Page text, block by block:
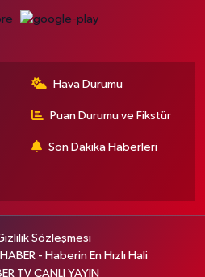
Hava Durumu
Puan Durumu ve Fikstür
Son Dakika Haberleri
Sözleşmesi
- Haberin En Hızlı Hali
TV CANLI YAYIN